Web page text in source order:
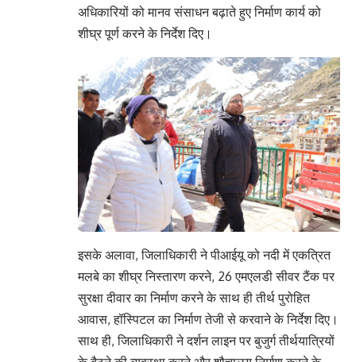
अधिकारियों को मानव संसाधन बढ़ाते हुए निर्माण कार्य को
शीघ्र पूर्ण करने के निर्देश दिए।
इसके अलावा, जिलाधिकारी ने पीआईयू को नदी में एकत्रित
मलबे का शीघ्र निस्तारण करने, 26 एमएलडी सीवर टैंक पर
सुरक्षा दीवार का निर्माण करने के साथ ही तीर्थ पुरोहित
आवास, हॉस्पिटल का निर्माण तेजी से करवाने के निर्देश दिए।
साथ ही, जिलाधिकारी ने दर्शन लाइन पर बुजुर्ग तीर्थयात्रियों